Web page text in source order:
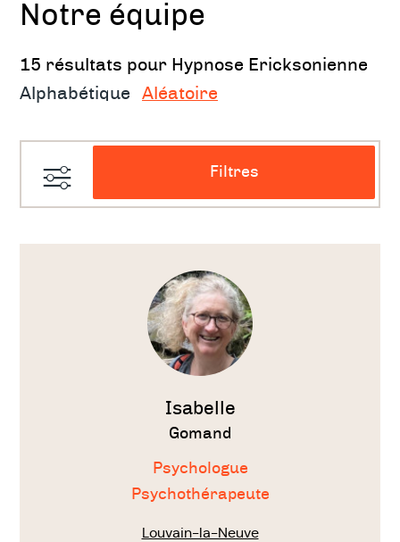
Notre équipe
15 résultats pour Hypnose Ericksonienne
Alphabétique
Aléatoire
Filtres
Voir
Isabelle
Gomand
Psychologue
Psychothérapeute
Louvain-la-Neuve